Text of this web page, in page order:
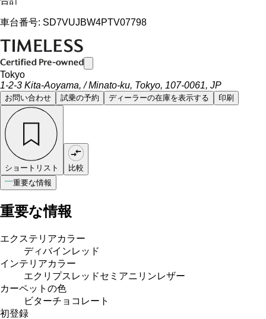
車台番号: SD7VUJBW4PTV07798
Tokyo
1-2-3 Kita-Aoyama, / Minato-ku, Tokyo, 107-0061, JP
お問い合わせ 試乗の予約 ディーラーの在庫を表示する 印刷
ショートリスト
比較
重要な情報
重要な情報
エクステリアカラー
ディバインレッド
インテリアカラー
エクリプスレッドセミアニリンレザー
カーペットの色
ビターチョコレート
初登録